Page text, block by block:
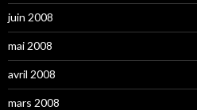
juin 2008
mai 2008
avril 2008
mars 2008